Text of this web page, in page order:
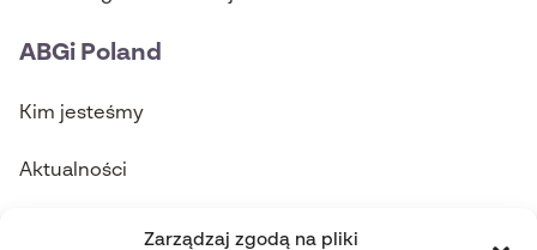
Zarządzaj zgodą na pliki
ABGi Poland
Kim jesteśmy
Aktualności
Skontaktuj się z nami